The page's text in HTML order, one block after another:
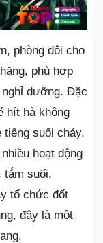
phòng đôi cho
phù hợp
dưỡng. Đặc
hít hà không
tiếng suối chảy.
hoạt động
tắm suối,
tổ chức đốt
đây là một